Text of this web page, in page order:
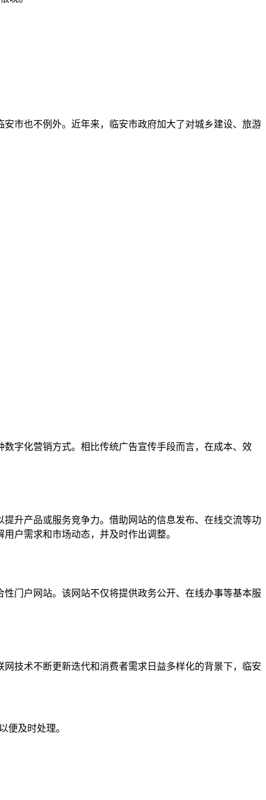
市也不例外。近年来，临安市政府加大了对城乡建设、旅游
字化营销方式。相比传统广告宣传手段而言，在成本、效
升产品或服务竞争力。借助网站的信息发布、在线交流等功
户需求和市场动态，并及时作出调整。
门户网站。该网站不仅将提供政务公开、在线办事等基本服
技术不断更新迭代和消费者需求日益多样化的背景下，临安
便及时处理。